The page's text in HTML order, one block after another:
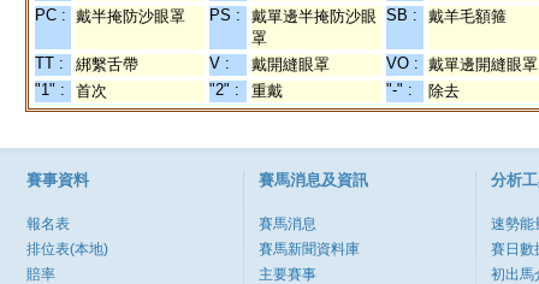
PC : 戴半掩防沙眼罩 PS :
戴單邊半掩防沙眼
罩
SB : 戴羊毛額箍
TT : 綁繫舌帶 V : 戴開縫眼罩 VO : 戴單邊開縫眼罩
"1" :
首次 "2" : 重戴 "-" : 除去
賽事資料
報名表
排位表(本地)
賠率
賽馬消息及資訊
賽馬消息
賽馬新聞資料庫
主要賽事
分析
速勢能
賽日數
初出馬